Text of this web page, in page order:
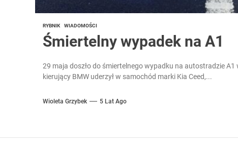
RYBNIK WIADOMOŚCI
Śmiertelny wypadek na A1
29 maja doszło do śmiertelnego wypadku na autostradzie
kierujący BMW uderzył w samochód marki Kia Ceed,...
Wioleta Grzybek 5 Lat Ago